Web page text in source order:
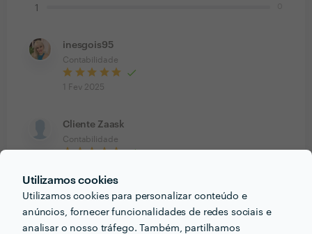
Utilizamos cookies
Utilizamos cookies para personalizar conteúdo e
anúncios, fornecer funcionalidades de redes sociais e
analisar o nosso tráfego. Também, partilhamos
1
inesgois95
Contabilidade
1 Fev 2025
Cliente Zaask
Contabilidade
Carla Ramos
Contabilidade